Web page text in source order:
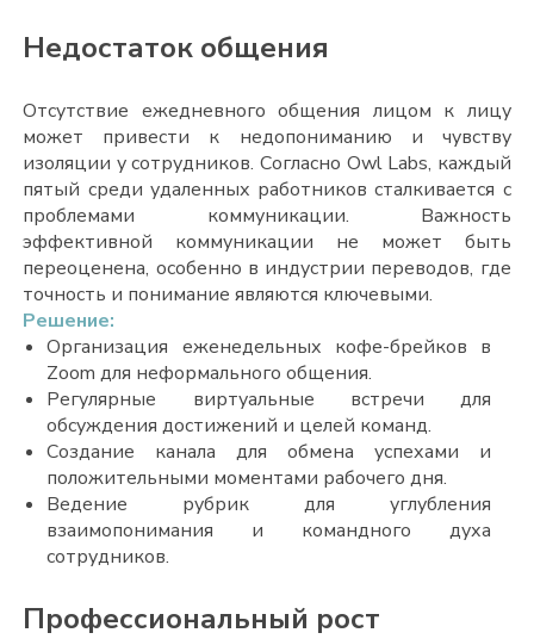
Недостаток общения
Отсутствие ежедневного общения лицом к лицу
может привести к недопониманию и чувству
изоляции у сотрудников. Согласно Owl Labs, каждый
пятый среди удаленных работников сталкивается с
проблемами коммуникации. Важность
эффективной коммуникации не может быть
переоценена, особенно в индустрии переводов, где
точность и понимание являются ключевыми.
Решение:
Организация еженедельных кофе-брейков в
Zoom для неформального общения.
Регулярные виртуальные встречи для
обсуждения достижений и целей команд.
Создание канала для обмена успехами и
положительными моментами рабочего дня.
Ведение рубрик для углубления
взаимопонимания и командного духа
сотрудников.
Профессиональный рост